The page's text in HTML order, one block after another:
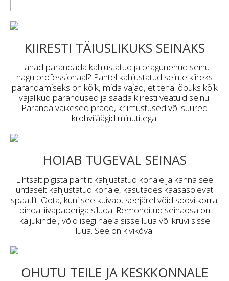
KIIRESTI TÄIUSLIKUKS SEINAKS
Tahad parandada kahjustatud ja pragunenud seinu
nagu professionaal? Pahtel kahjustatud seinte kiireks
parandamiseks on kõik, mida vajad, et teha lõpuks kõik
vajalikud parandused ja saada kiiresti veatuid seinu.
Paranda väikesed praod, kriimustused või suured
krohvijäägid minutitega.
HOIAB TUGEVAL SEINAS
Lihtsalt pigista pahtlit kahjustatud kohale ja kanna see
ühtlaselt kahjustatud kohale, kasutades kaasasolevat
spaatlit. Oota, kuni see kuivab, seejärel võid soovi korral
pinda liivapaberiga siluda. Remonditud seinaosa on
kaljukindel, võid isegi naela sisse lüüa või kruvi sisse
lüüa. See on kivikõva!
OHUTU TEILE JA KESKKONNALE